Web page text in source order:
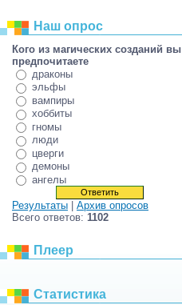
Наш опрос
Кого из магических созданий вы
предпочитаете
драконы
эльфы
вампиры
хоббиты
гномы
люди
цверги
демоны
ангелы
Результаты
Архив опросов
Всего ответов: 1102
Плеер
Статистика